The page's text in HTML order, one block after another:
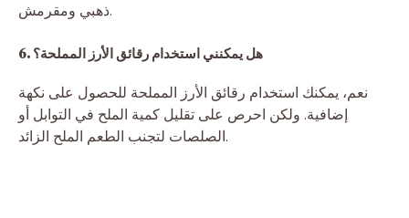
ذهبي ومقرمش.
6. هل يمكنني استخدام رقائق الأرز المملحة؟
نعم، يمكنك استخدام رقائق الأرز المملحة للحصول على نكهة
إضافية. ولكن احرص على تقليل كمية الملح في التوابل أو
الصلصات لتجنب الطعم الملح الزائد.